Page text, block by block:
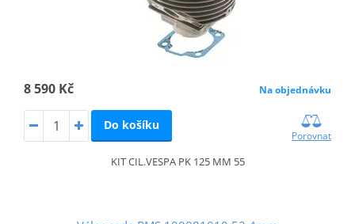
8 590 Kč Na objednávku
Do košíku
Porovnat
KIT CIL.VESPA PK 125 MM 55